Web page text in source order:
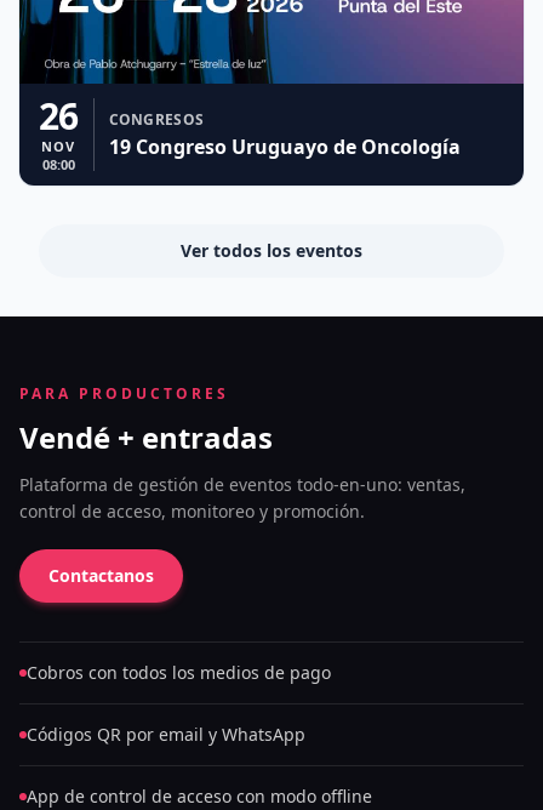
26
NOV
08:00
CONGRESOS
19 Congreso Uruguayo de Oncología
Ver todos los eventos
PARA PRODUCTORES
Vendé + entradas
Plataforma de gestión de eventos todo-en-uno: ventas,
control de acceso, monitoreo y promoción.
Contactanos
Cobros con todos los medios de pago
Códigos QR por email y WhatsApp
App de control de acceso con modo offline